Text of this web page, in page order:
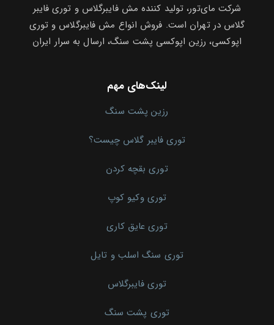
شرکت مای‌تور، تولید کننده مش فایبرگلاس و توری فایبر
گلاس در تهران است. فروش انواع مش فایبرگلاس و توری
اپوکسی، رزین اپوکسی پشت سنگ، ارسال به سرار ایران
لینک‌های مهم
رزین پشت سنگ
توری فایبر گلاس چیست؟
توری بقچه کردن
توری وکیو کوپ
توری عایق کاری
توری سنگ اسلب و تایل
توری فایبرگلاس
توری پشت سنگ